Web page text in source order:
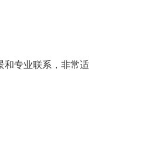
和专业联系，非常适